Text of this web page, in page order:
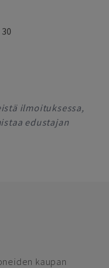
ilmoituksessa,
edustajan
kaupan